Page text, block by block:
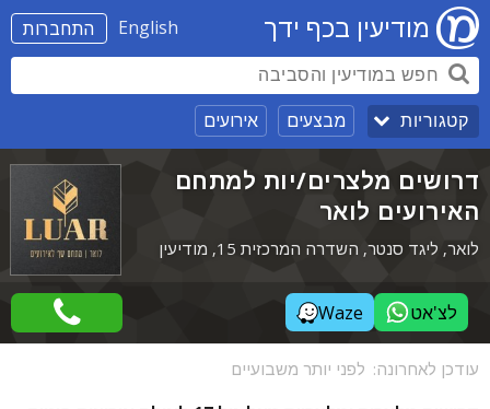
התחברות English מודיעין בכף ידך
קטגוריות מבצעים אירועים
דרושים מלצרים/יות למתחם
האירועים לואר
לואר, ליגד סנטר, השדרה המרכזית 15, מודיעין
לצ'אט Waze
עודכן לאחרונה: לפני יותר משבועיים